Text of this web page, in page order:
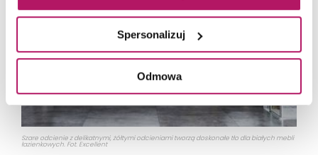
Spersonalizuj
Odmowa
Szare odcienie z delikatnymi, żółtymi odcieniami tworzą doskonałe tło dla białych mebli
łazienkowych. Fot. Excellent